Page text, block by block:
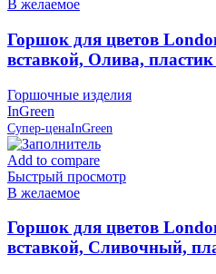
В желаемое
Горшок для цветов
вставкой, Олива,
Горшочные изделия
InGreen
Супер-ценаInGreen
Add to compare
Быстрый просмотр
В желаемое
Горшок для цветов
вставкой, Сливочный,